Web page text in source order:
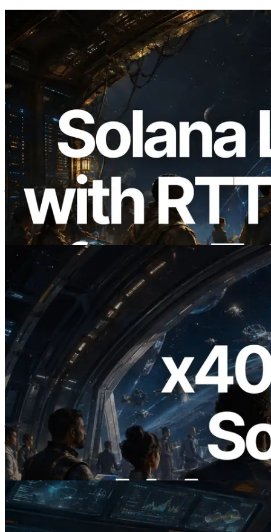
2026.08.05
ERPC का Solana Leader Slot API अब 7
वैश्विक क्षेत्रों से ping मापता है — Validators
Information API भी लॉन्च
यह लेख पढ़ें
2026.07.04
ERPC ने x402 समर्थित Solana RPC लॉन्च
किया — AI एजेंट अब जरूरत के API के लिए ऑन-
डिमांड भुगतान कर सकते हैं
यह लेख पढ़ें